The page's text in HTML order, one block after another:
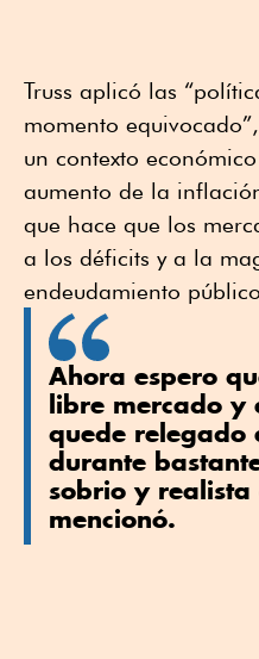
Truss aplicó las
momento
un contexto
aumento de la
que hace que los
a los déficits y a la
endeudamiento
Ahora espero
libre mercado y
quede relegado
durante
sobrio y realista
mencionó.